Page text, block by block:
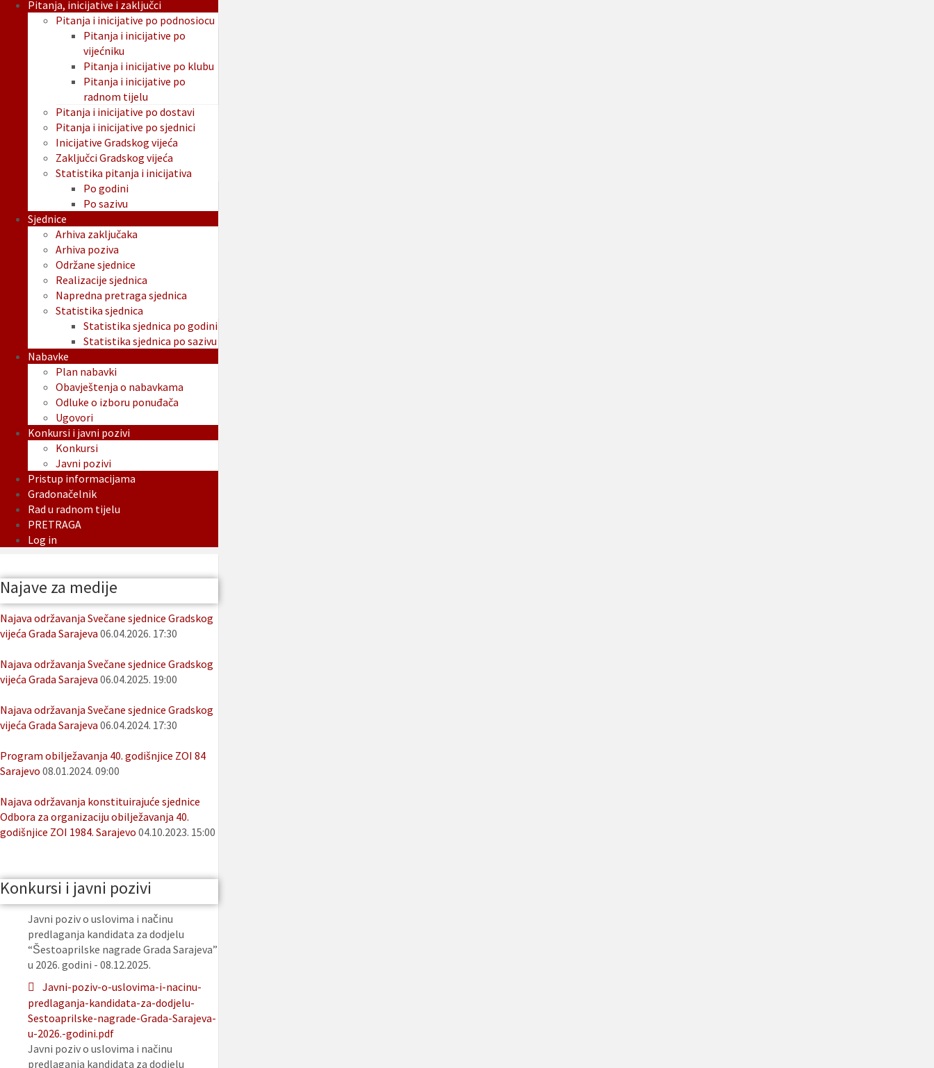
Pitanja, inicijative i zaključci
Pitanja i inicijative po podnosiocu
Pitanja i inicijative po
vijećniku
Pitanja i inicijative po klubu
Pitanja i inicijative po
radnom tijelu
Pitanja i inicijative po dostavi
Pitanja i inicijative po sjednici
Inicijative Gradskog vijeća
Zaključci Gradskog vijeća
Statistika pitanja i inicijativa
Po godini
Po sazivu
Sjednice
Arhiva zaključaka
Arhiva poziva
Održane sjednice
Realizacije sjednica
Napredna pretraga sjednica
Statistika sjednica
Statistika sjednica po godini
Statistika sjednica po sazivu
Nabavke
Plan nabavki
Obavještenja o nabavkama
Odluke o izboru ponuđača
Ugovori
Konkursi i javni pozivi
Konkursi
Javni pozivi
Pristup informacijama
Gradonačelnik
Rad u radnom tijelu
PRETRAGA
Log in
Najave za medije
Najava održavanja Svečane sjednice Gradskog
vijeća Grada Sarajeva 06.04.2026. 17:30
Najava održavanja Svečane sjednice Gradskog
vijeća Grada Sarajeva 06.04.2025. 19:00
Najava održavanja Svečane sjednice Gradskog
vijeća Grada Sarajeva 06.04.2024. 17:30
Program obilježavanja 40. godišnjice ZOI 84
Sarajevo 08.01.2024. 09:00
Najava održavanja konstituirajuće sjednice
Odbora za organizaciju obilježavanja 40.
godišnjice ZOI 1984. Sarajevo 04.10.2023. 15:00
Konkursi i javni pozivi
Javni poziv o uslovima i načinu
predlaganja kandidata za dodjelu
“Šestoaprilske nagrade Grada Sarajeva”
u 2026. godini - 08.12.2025.
Javni-poziv-o-uslovima-i-nacinu-
predlaganja-kandidata-za-dodjelu-
Sestoaprilske-nagrade-Grada-Sarajeva-
u-2026.-godini.pdf
Javni poziv o uslovima i načinu
predlaganja kandidata za dodjelu